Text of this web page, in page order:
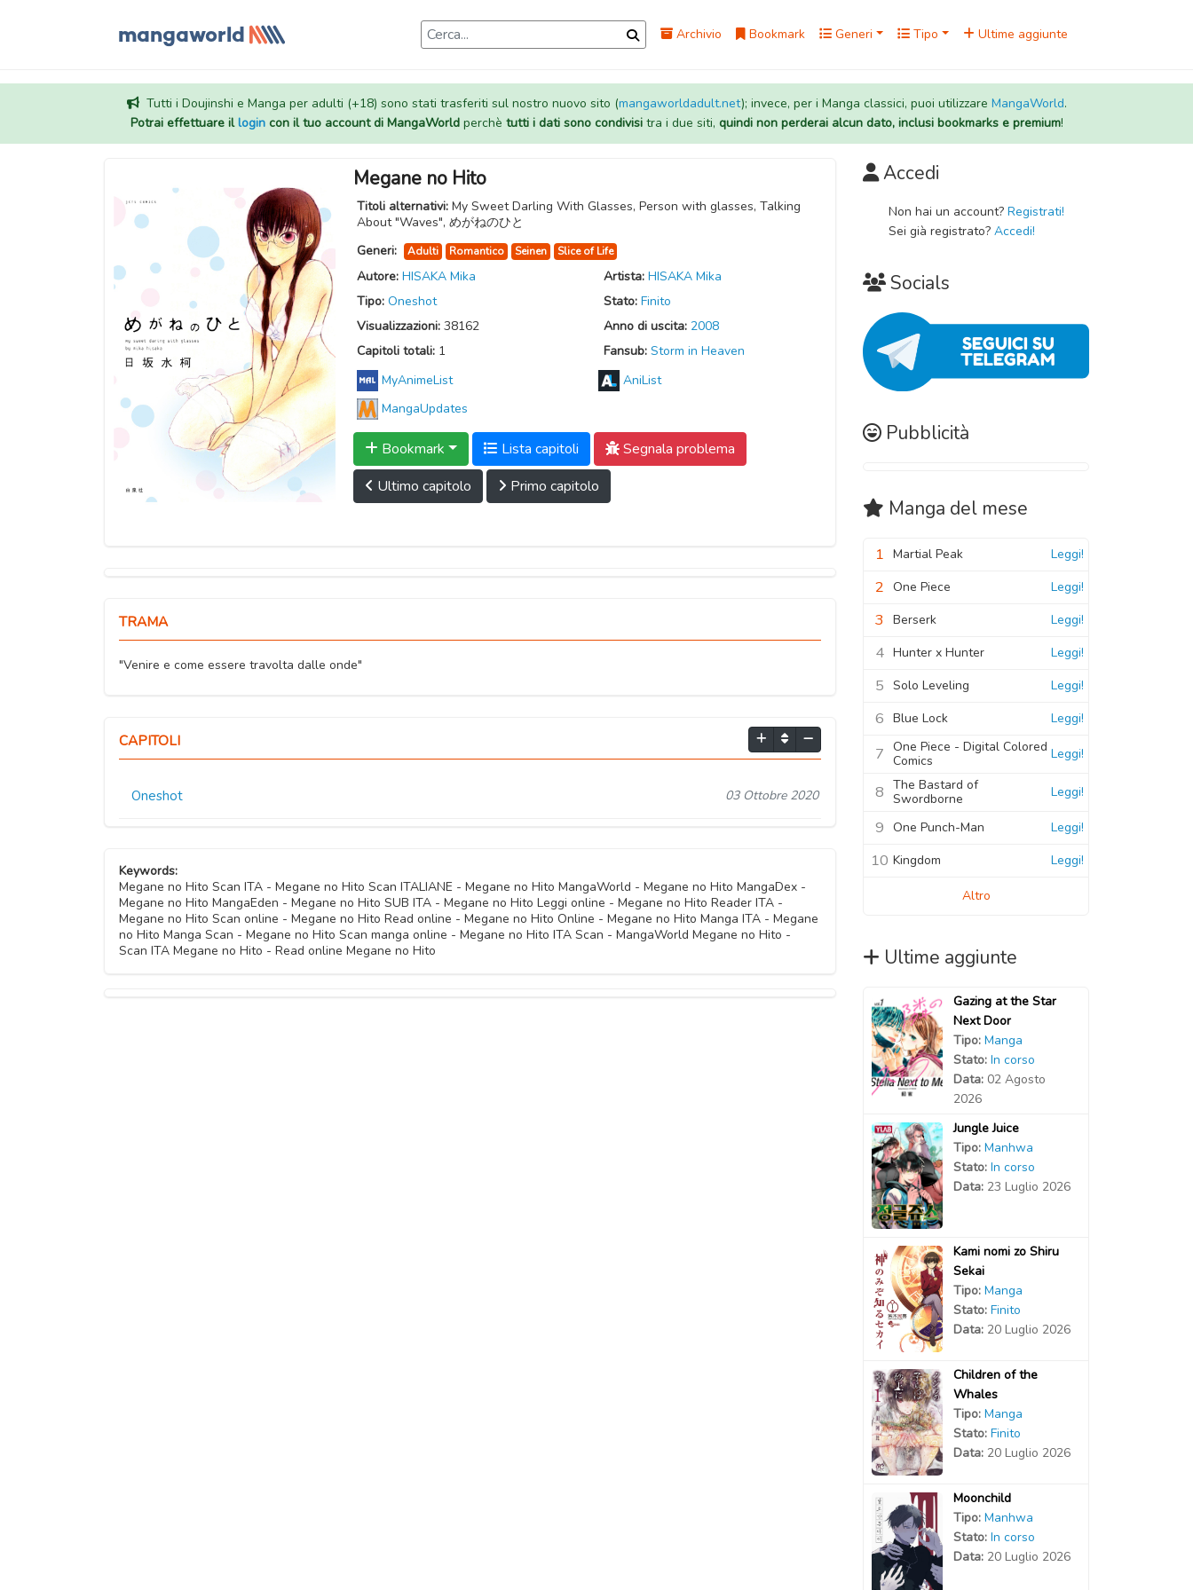
Archivio Bookmark Generi Tipo Ultime aggiunte
Tutti i Doujinshi e Manga per adulti (+18) sono stati trasferiti sul nostro nuovo sito (mangaworldadult.net); invece, per i Manga classici, puoi utilizzare MangaWorld.
Potrai effettuare illogincon il tuo account di MangaWorldperchè tutti i dati sono condivisitra i due siti, quindi non perderai alcun dato, inclusi bookmarks e premium!
Megane no Hito
Titoli alternativi: My Sweet Darling With Glasses, Person with glasses, Talking
About "Waves", めがねのひと
Generi:
Adulti Romantico Seinen Slice of Life
Autore: HISAKA Mika Artista: HISAKA Mika
Tipo: Oneshot Stato: Finito
Visualizzazioni: 38162 Anno di uscita: 2008
Capitoli totali: 1 Fansub: Storm in Heaven
MyAnimeList
AniList
MangaUpdates
Bookmark Lista capitoli
Segnala problema
Ultimo capitolo
Primo capitolo
TRAMA
"Venire e come essere travolta dalle onde"
CAPITOLI
Oneshot 03 Ottobre 2020
Keywords:
Megane no Hito Scan ITA - Megane no Hito Scan ITALIANE - Megane no Hito MangaWorld - Megane no Hito MangaDex -
Megane no Hito MangaEden - Megane no Hito SUB ITA - Megane no Hito Leggi online - Megane no Hito Reader ITA -
Megane no Hito Scan online - Megane no Hito Read online - Megane no Hito Online - Megane no Hito Manga ITA - Megane
no Hito Manga Scan - Megane no Hito Scan manga online - Megane no Hito ITA Scan - MangaWorld Megane no Hito -
Scan ITA Megane no Hito - Read online Megane no Hito
Accedi
Non hai un account? Registrati!
Sei già registrato? Accedi!
Socials
Pubblicità
Manga del mese
1 Martial Peak Leggi!
2 One Piece Leggi!
3 Berserk Leggi!
4 Hunter x Hunter Leggi!
5 Solo Leveling Leggi!
6 Blue Lock Leggi!
7 One Piece - Digital Colored
Comics
Leggi!
8 The Bastard of
Swordborne
Leggi!
9 One Punch-Man Leggi!
10 Kingdom Leggi!
Altro
Ultime aggiunte
Gazing at the Star
Next Door
Tipo: Manga
Stato: In corso
Data: 02 Agosto
2026
Jungle Juice
Tipo: Manhwa
Stato: In corso
Data: 23 Luglio 2026
Kami nomi zo Shiru
Sekai
Tipo: Manga
Stato: Finito
Data: 20 Luglio 2026
Children of the
Whales
Tipo: Manga
Stato: Finito
Data: 20 Luglio 2026
Moonchild
Tipo: Manhwa
Stato: In corso
Data: 20 Luglio 2026